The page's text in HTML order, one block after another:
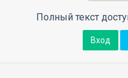
Полный текст
Вход